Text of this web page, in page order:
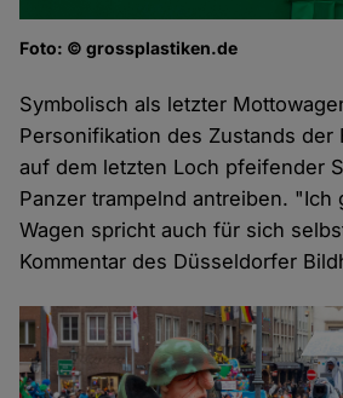
Foto: © grossplastiken.de
Symbolisch als letzter
Personifikation des Zustands der
auf dem letzten Loch pfeifender
Panzer trampelnd antreiben. "Ich
Wagen spricht auch für sich
Kommentar des Düsseldorfer